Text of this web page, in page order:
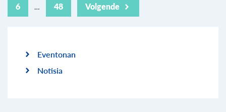
6 … 48 Volgende
Eventonan
Notisia